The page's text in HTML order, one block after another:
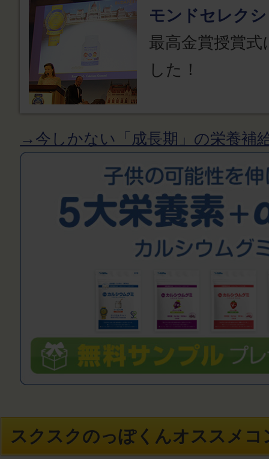
モンドセレク
最高金賞授賞
した！
→今しかない「成長期」の栄養補
スクスクのっぽくんオススメコ